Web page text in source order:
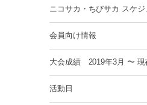
ニコサカ・ちびサカ スケジ
会員向け情報
大会成績 2019年3月 〜 現
活動日